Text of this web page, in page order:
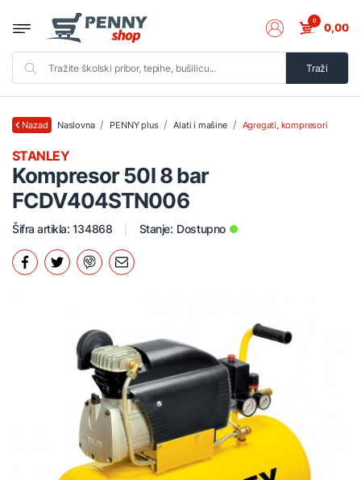
Traži
0 0,00
Nazad Naslovna PENNY plus Alati i mašine Agregati, kompresori
Kompresor 50l 8 bar
FCDV404STN006
STANLEY
Šifra artikla: 134868 Stanje: Dostupno